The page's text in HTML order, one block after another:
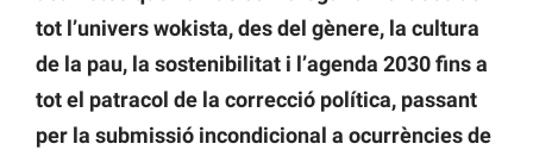
tot l’univers wokista, des del gènere, la cultura
de la pau, la sostenibilitat i l’agenda 2030 fins a
tot el patracol de la correcció política, passant
per la submissió incondicional a ocurrències de